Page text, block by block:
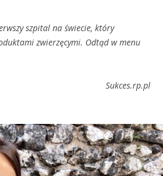
szpital na świecie, który
zwierzęcymi. Odtąd w menu
Sukces.rp.pl